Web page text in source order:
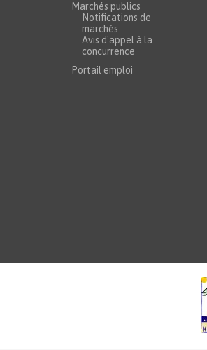
Marchés publics
Notifications de
marchés
Avis d'appel à la
concurrence
Portail emploi